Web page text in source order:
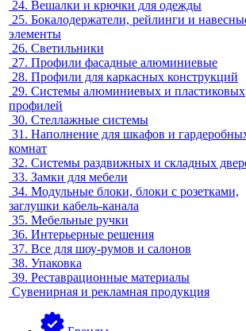
24. Вешалки и крючки для одежды
25. Бокалодержатели, рейлинги и
элементы
26. Светильники
27. Профили фасадные алюминиевые
28. Профили для каркасных конструкций
29. Системы алюминиевых и пластиковых
профилей
30. Стеллажные системы
31. Наполнение для шкафов и
комнат
32. Системы раздвижных и складных
33. Замки для мебели
34. Модульные блоки, блоки с розетками,
заглушки кабель-канала
35. Мебельные ручки
36. Интерьерные решения
37. Все для шоу-румов и салонов
38. Упаковка
39. Реставрационные материалы
Сувенирная и рекламная продукция